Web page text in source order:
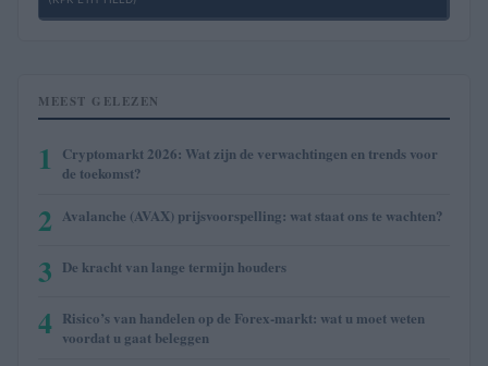
MEEST GELEZEN
1
Cryptomarkt 2026: Wat zijn de verwachtingen en trends voor
de toekomst?
2 Avalanche (AVAX) prijsvoorspelling: wat staat ons te wachten?
3 De kracht van lange termijn houders
4 Risico’s van handelen op de Forex-markt: wat u moet weten
voordat u gaat beleggen